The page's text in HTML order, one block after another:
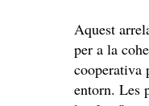
Aquest
per a la
cooperativa
entorn. Les